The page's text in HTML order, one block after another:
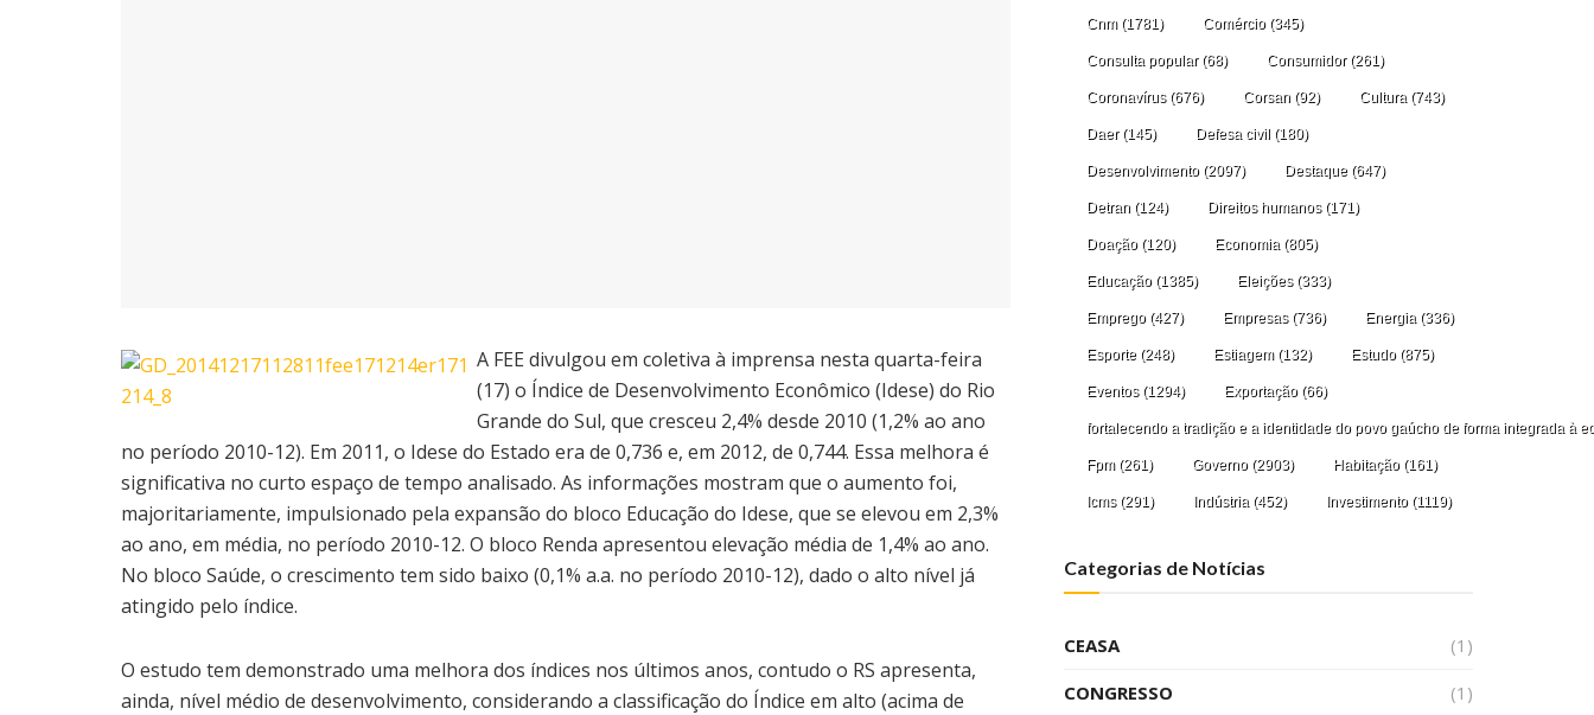
A FEE divulgou em coletiva à imprensa nesta quarta-feira
(17) o Índice de Desenvolvimento Econômico (Idese) do Rio
Grande do Sul, que cresceu 2,4% desde 2010 (1,2% ao ano
no período 2010-12). Em 2011, o Idese do Estado era de 0,736 e, em 2012, de 0,744. Essa melhora é
significativa no curto espaço de tempo analisado. As informações mostram que o aumento foi,
majoritariamente, impulsionado pela expansão do bloco Educação do Idese, que se elevou em 2,3%
ao ano, em média, no período 2010-12. O bloco Renda apresentou elevação média de 1,4% ao ano.
No bloco Saúde, o crescimento tem sido baixo (0,1% a.a. no período 2010-12), dado o alto nível já
atingido pelo índice.
O estudo tem demonstrado uma melhora dos índices nos últimos anos, contudo o RS apresenta,
ainda, nível médio de desenvolvimento, considerando a classificação do Índice em alto (acima de
Cnm(1781) Comércio(345)
Consulta popular(68) Consumidor(261)
Coronavírus(676) Corsan (92) Cultura (743)
Daer(145) Defesa civil (180)
Desenvolvimento(2097) Destaque (647)
Detran (124) Direitos humanos(171)
Doação(120) Economia (805)
Educação(1385) Eleições(333)
Emprego(427) Empresas(736) Energia (336)
Esporte (248) Estiagem(132) Estudo(875)
Eventos(1294) Exportação(66)
fortalecendo a tradição e a identidade do povo gaúcho de forma integrada à
Fpm(261) Governo(2903) Habitação(161)
Icms(291) Indústria (452) Investimento(1119)
Categorias de Notícias
CEASA
(1)
CONGRESSO
(1)